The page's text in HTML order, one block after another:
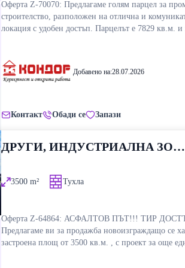
Оферта Z-70070: Предлагаме голям парцел за промишлено
строителство, разположен на отлична и
локация с удобен достъп. Парцелът е 7829 кв.м. и има
производствена или логистична база, както и за
на различни бизнес проекти. Доброто местоположение го
ИЗГОДНИ ОФЕРТИ НА https://
Добавено на:28.07.2026
Контакт Обади се Запази
ДРУГИ, ИНДУСТРИАЛНА ЗОНА
3500 m² Тухла
Оферта Z-64864: АСФАЛТОВ ПЪТ!!! ТИР ДОСТЪП!!!
Предлагаме ви за продажба новоизграждащо се
застроена площ от 3500 кв.м. , с проект за още